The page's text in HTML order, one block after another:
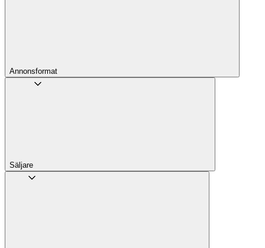
Annons­format
Säljare